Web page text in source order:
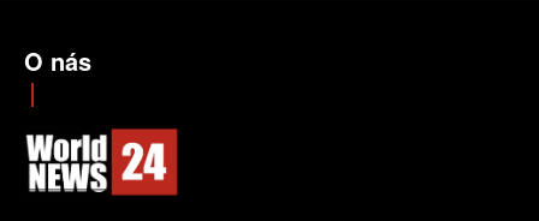
O nás